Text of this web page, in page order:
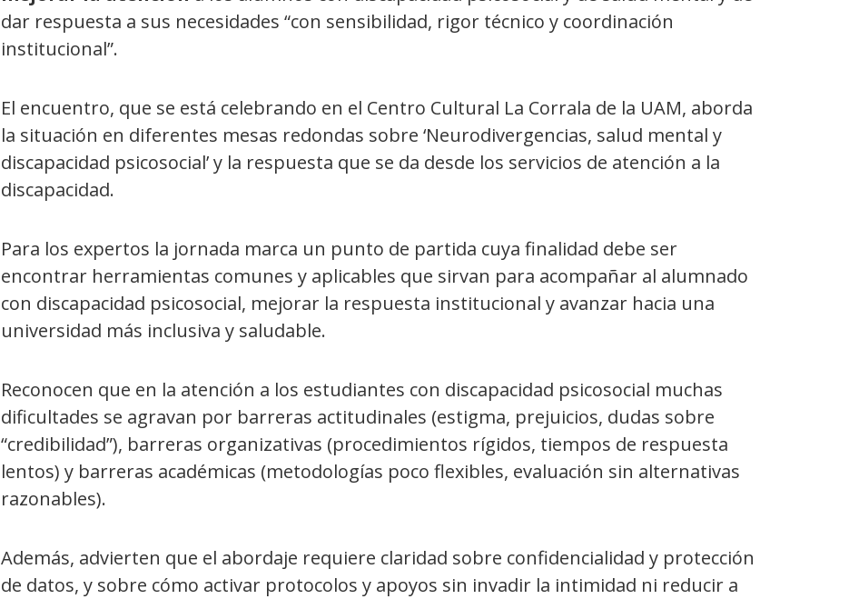
dar respuesta a sus necesidades “con sensibilidad, rigor técnico y coordinación
institucional”.
El encuentro, que se está celebrando en el Centro Cultural La Corrala de la UAM, aborda
la situación en diferentes mesas redondas sobre ‘Neurodivergencias, salud mental y
discapacidad psicosocial’ y la respuesta que se da desde los servicios de atención a la
discapacidad.
Para los expertos la jornada marca un punto de partida cuya finalidad debe ser
encontrar herramientas comunes y aplicables que sirvan para acompañar al alumnado
con discapacidad psicosocial, mejorar la respuesta institucional y avanzar hacia una
universidad más inclusiva y saludable.
Reconocen que en la atención a los estudiantes con discapacidad psicosocial muchas
dificultades se agravan por barreras actitudinales (estigma, prejuicios, dudas sobre
“credibilidad”), barreras organizativas (procedimientos rígidos, tiempos de respuesta
lentos) y barreras académicas (metodologías poco flexibles, evaluación sin alternativas
razonables).
Además, advierten que el abordaje requiere claridad sobre confidencialidad y protección
de datos, y sobre cómo activar protocolos y apoyos sin invadir la intimidad ni reducir a